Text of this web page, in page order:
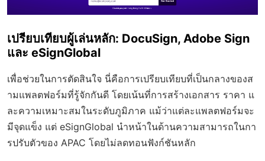
เปรียบเทียบผู้เล่นหลัก: DocuSign, Adobe Sign
และ eSignGlobal
เพื่อช่วยในการตัดสินใจ นี่คือการเปรียบเทียบที่เป็นกลางของส
ามแพลตฟอร์มที่รู้จักกันดี โดยเน้นที่การสร้างเอกสาร ราคา แ
ละความเหมาะสมในระดับภูมิภาค แม้ว่าแต่ละแพลตฟอร์มจะ
มีจุดแข็ง แต่ eSignGlobal นำหน้าในด้านความสามารถในกา
รปรับตัวของ APAC โดยไม่ลดทอนฟังก์ชันหลัก